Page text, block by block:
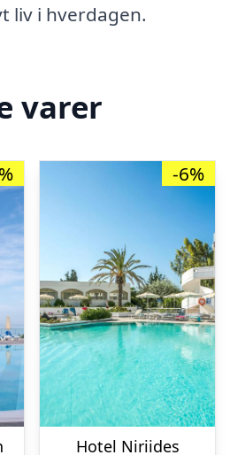
liv i hverdagen.
varer
-6%
Hotel Niriides